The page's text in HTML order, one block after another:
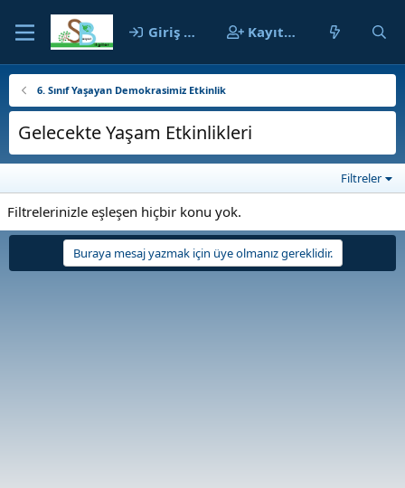
Giriş yap Kayıt ol
6. Sınıf Yaşayan Demokrasimiz Etkinlik
Gelecekte Yaşam Etkinlikleri
Filtreler
Filtrelerinizle eşleşen hiçbir konu yok.
Buraya mesaj yazmak için üye olmanız gereklidir.